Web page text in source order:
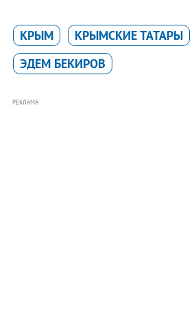
КРЫМ КРЫМСКИЕ ТАТАРЫ
ЭДЕМ БЕКИРОВ
РЕКЛАМА